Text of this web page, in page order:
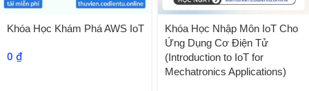
Khóa Học Khám Phá AWS IoT
0 ₫
Khóa Học Nhập Môn IoT Cho
Ứng Dụng Cơ Điện Tử
(Introduction to IoT for
Mechatronics Applications)